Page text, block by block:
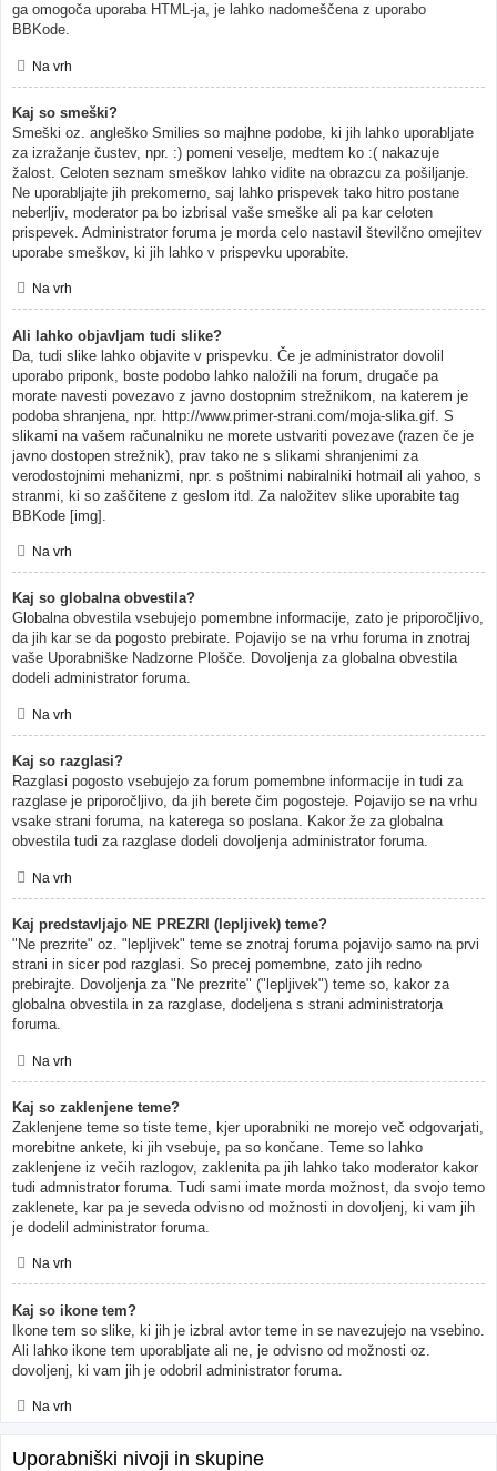
ga omogoča uporaba HTML-ja, je lahko nadomeščena z uporabo
BBKode.
Na vrh
Kaj so smeški?
Smeški oz. angleško Smilies so majhne podobe, ki jih lahko uporabljate
za izražanje čustev, npr. :) pomeni veselje, medtem ko :( nakazuje
žalost. Celoten seznam smeškov lahko vidite na obrazcu za pošiljanje.
Ne uporabljajte jih prekomerno, saj lahko prispevek tako hitro postane
neberljiv, moderator pa bo izbrisal vaše smeške ali pa kar celoten
prispevek. Administrator foruma je morda celo nastavil številčno omejitev
uporabe smeškov, ki jih lahko v prispevku uporabite.
Na vrh
Ali lahko objavljam tudi slike?
Da, tudi slike lahko objavite v prispevku. Če je administrator dovolil
uporabo priponk, boste podobo lahko naložili na forum, drugače pa
morate navesti povezavo z javno dostopnim strežnikom, na katerem je
podoba shranjena, npr. http://www.primer-strani.com/moja-slika.gif. S
slikami na vašem računalniku ne morete ustvariti povezave (razen če je
javno dostopen strežnik), prav tako ne s slikami shranjenimi za
verodostojnimi mehanizmi, npr. s poštnimi nabiralniki hotmail ali yahoo, s
stranmi, ki so zaščitene z geslom itd. Za naložitev slike uporabite tag
BBKode [img].
Na vrh
Kaj so globalna obvestila?
Globalna obvestila vsebujejo pomembne informacije, zato je priporočljivo,
da jih kar se da pogosto prebirate. Pojavijo se na vrhu foruma in znotraj
vaše Uporabniške Nadzorne Plošče. Dovoljenja za globalna obvestila
dodeli administrator foruma.
Na vrh
Kaj so razglasi?
Razglasi pogosto vsebujejo za forum pomembne informacije in tudi za
razglase je priporočljivo, da jih berete čim pogosteje. Pojavijo se na vrhu
vsake strani foruma, na katerega so poslana. Kakor že za globalna
obvestila tudi za razglase dodeli dovoljenja administrator foruma.
Na vrh
Kaj predstavljajo NE PREZRI (lepljivek) teme?
"Ne prezrite" oz. "lepljivek" teme se znotraj foruma pojavijo samo na prvi
strani in sicer pod razglasi. So precej pomembne, zato jih redno
prebirajte. Dovoljenja za "Ne prezrite" ("lepljivek") teme so, kakor za
globalna obvestila in za razglase, dodeljena s strani administratorja
foruma.
Na vrh
Kaj so zaklenjene teme?
Zaklenjene teme so tiste teme, kjer uporabniki ne morejo več odgovarjati,
morebitne ankete, ki jih vsebuje, pa so končane. Teme so lahko
zaklenjene iz večih razlogov, zaklenita pa jih lahko tako moderator kakor
tudi admnistrator foruma. Tudi sami imate morda možnost, da svojo temo
zaklenete, kar pa je seveda odvisno od možnosti in dovoljenj, ki vam jih
je dodelil administrator foruma.
Na vrh
Kaj so ikone tem?
Ikone tem so slike, ki jih je izbral avtor teme in se navezujejo na vsebino.
Ali lahko ikone tem uporabljate ali ne, je odvisno od možnosti oz.
dovoljenj, ki vam jih je odobril administrator foruma.
Na vrh
Uporabniški nivoji in skupine